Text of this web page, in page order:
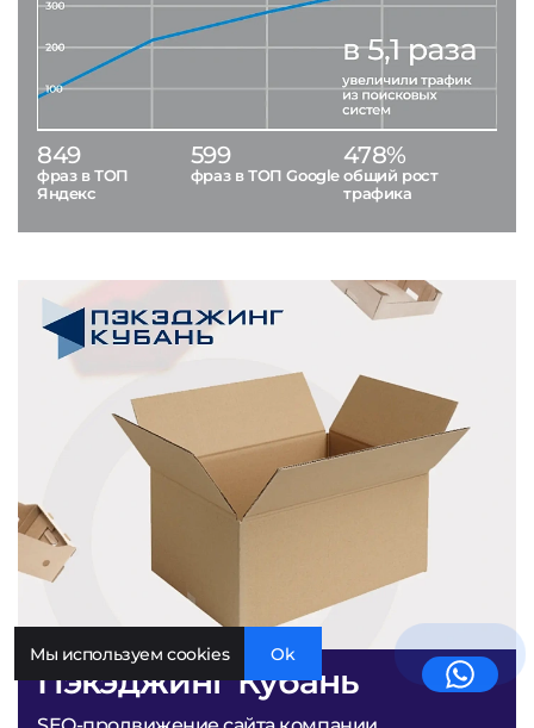
Пэкэджинг Кубань
849
фраз в ТОП
Яндекс
599
фраз в ТОП Google
478%
общий рост
трафика
Мы используем cookies Ok